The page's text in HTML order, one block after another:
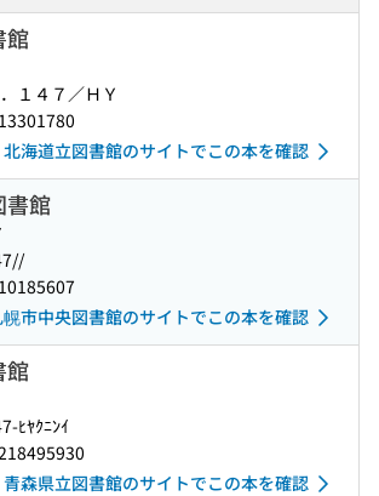
館
１４７／ＨＹ
北海道立図書館のサイトでこの本を確認
書館
市中央図書館のサイトでこの本を確認
館
ﾋﾔｸﾆﾝｲ
青森県立図書館のサイトでこの本を確認